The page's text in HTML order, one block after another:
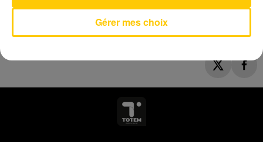
Gérer mes choix